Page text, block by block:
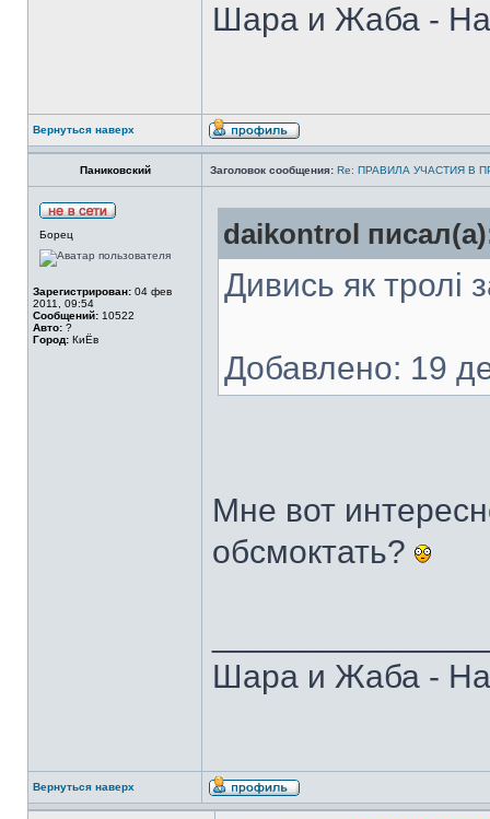
Шара и Жаба -
Вернуться наверх
Паниковский Заголовок сообщения: Re: ПРАВИЛА УЧАСТИЯ В
Борец
Зарегистрирован: 04 фев
2011, 09:54
Сообщений: 10522
Авто: ?
Город: КиЁв
daikontrol
Дивись як тролі
Добавлено: 19
Мне вот
обсмоктать?
Шара и Жаба -
Вернуться наверх